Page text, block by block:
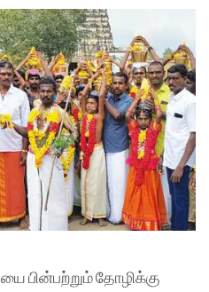
பின்பற்றும் தோழிக்கு